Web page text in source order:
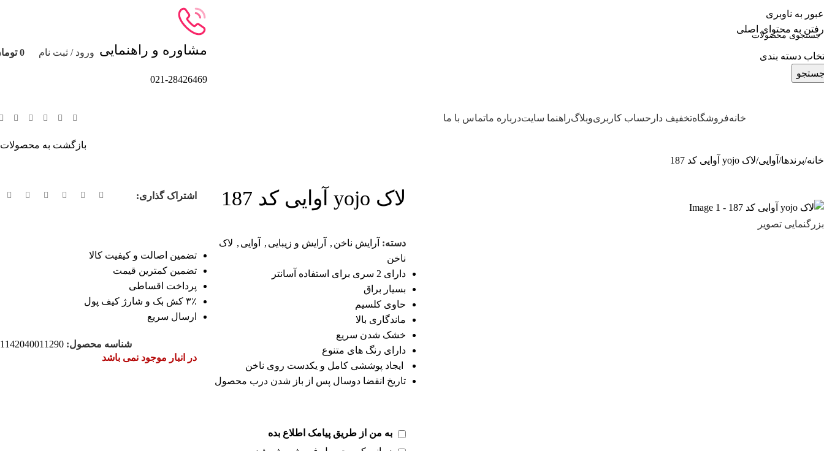
عبور به ناوبری
رفتن به محتوای اصلی
دسته بندی
مشاوره و راهنمایی
021-28426469
ورود / ثبت نام 0
خانهفروشگاهتخفیف دار حساب کاربریوبلاگراهنما سایتدرباره ماتماس با ما
خانه برندها آوایی لاک yojo آوایی کد 187
بازگشت به محصولات
بزرگنمایی تصویر
لاک yojo آوایی کد 187 اشتراک گذاری:
دسته: آرایش ناخن , آرایش و زیبایی , آوایی , لاک
ناخن
دارای 2 سری برای استفاده آسانتر
بسیار براق
حاوی کلسیم
ماندگاری بالا
خشک شدن سریع
دارای رنگ های متنوع
ایجاد پوششی کامل و یکدست روی ناخن
تاریخ انقضا دوسال پس از باز شدن درب محصول
به من از طریق پیامک اطلاع بده
تضمین اصالت و کیفیت کالا
تضمین کمترین قیمت
پرداخت اقساطی
۳٪ کش بک و شارژ کیف پول
ارسال سریع
شناسه محصول: 1142040011290
در انبار موجود نمی باشد